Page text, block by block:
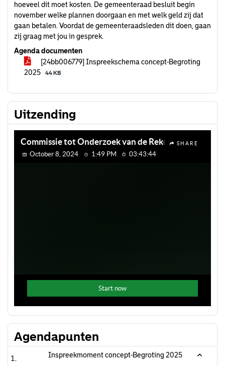
hoeveel dit moet kosten. De gemeenteraad besluit begin
november welke plannen doorgaan en met welk geld zij dat
gaan betalen. Voordat de gemeenteraadsleden dit doen, gaan
zij graag met jou in gesprek.
Agenda documenten
[24bb006779] Inspreekschema concept-Begroting
2025
44 KB
Uitzending
Agendapunten
Inspreekmoment concept-Begroting 2025